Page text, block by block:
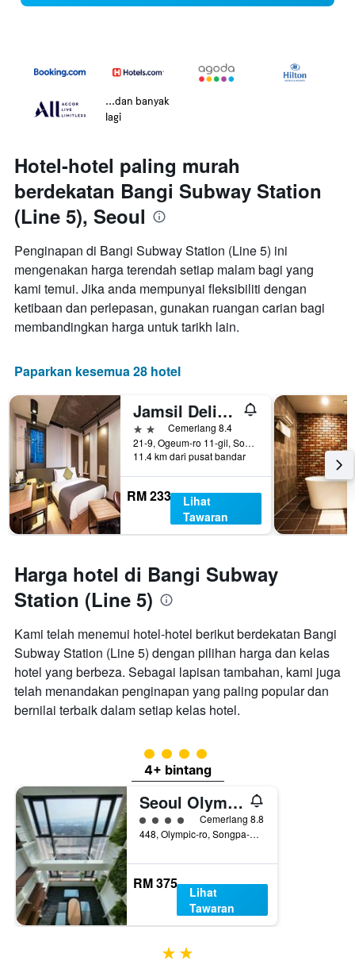
...dan banyak
lagi
Hotel-hotel paling murah
berdekatan Bangi Subway Station
(Line 5), Seoul
Penginapan di Bangi Subway Station (Line 5) ini
mengenakan harga terendah setiap malam bagi yang
kami temui. Jika anda mempunyai fleksibiliti dengan
ketibaan dan perlepasan, gunakan ruangan carian bagi
membandingkan harga untuk tarikh lain.
Paparkan kesemua 28 hotel
Jamsil Delight Hotel
2 bintangCemerlang 8.4
21-9, Ogeum-ro 11-gil, Songpa-gu, Seoul, Korea Selatan
11.4 km dari pusat bandar
RM 233
Lihat
Tawaran
Harga hotel di Bangi Subway
Station (Line 5)
Kami telah menemui hotel-hotel berikut berdekatan Bangi
Subway Station (Line 5) dengan pilihan harga dan kelas
hotel yang berbeza. Sebagai lapisan tambahan, kami juga
telah menandakan penginapan yang paling popular dan
bernilai terbaik dalam setiap kelas hotel.
penarafan kelas 4
4+ bintang
Seoul Olympic Parktel
penarafan kelas 4
Cemerlang 8.8
448, Olympic-ro, Songpa-gu, Seoul, Korea Selatan
RM 375
Lihat
Tawaran
2 bintang